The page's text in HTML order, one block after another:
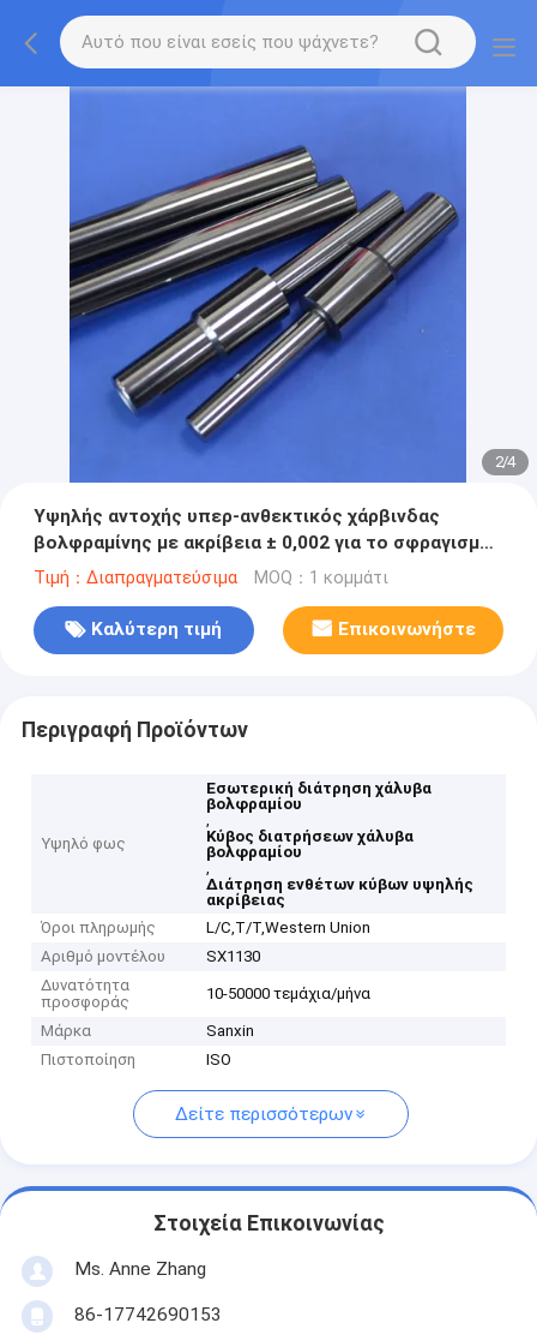
2/4
Υψηλής αντοχής υπερ-ανθεκτικός χάρβινδας
βολφραμίνης με ακρίβεια ± 0,002 για το σφραγισμό
μετάλλων
Τιμή：Διαπραγματεύσιμα MOQ：1 κομμάτι
Καλύτερη τιμή Επικοινωνήστε
Περιγραφή Προϊόντων
Υψηλό φως
Εσωτερική διάτρηση χάλυβα
βολφραμίου
,
Κύβος διατρήσεων χάλυβα
βολφραμίου
,
Διάτρηση ενθέτων κύβων υψηλής
ακρίβειας
Όροι πληρωμής
L/C,T/T,Western Union
Αριθμό μοντέλου
SX1130
Δυνατότητα
προσφοράς
10-50000 τεμάχια/μήνα
Μάρκα
Sanxin
Πιστοποίηση
ISO
Δείτε περισσότερων
Στοιχεία Επικοινωνίας
Ms. Anne Zhang
86-17742690153